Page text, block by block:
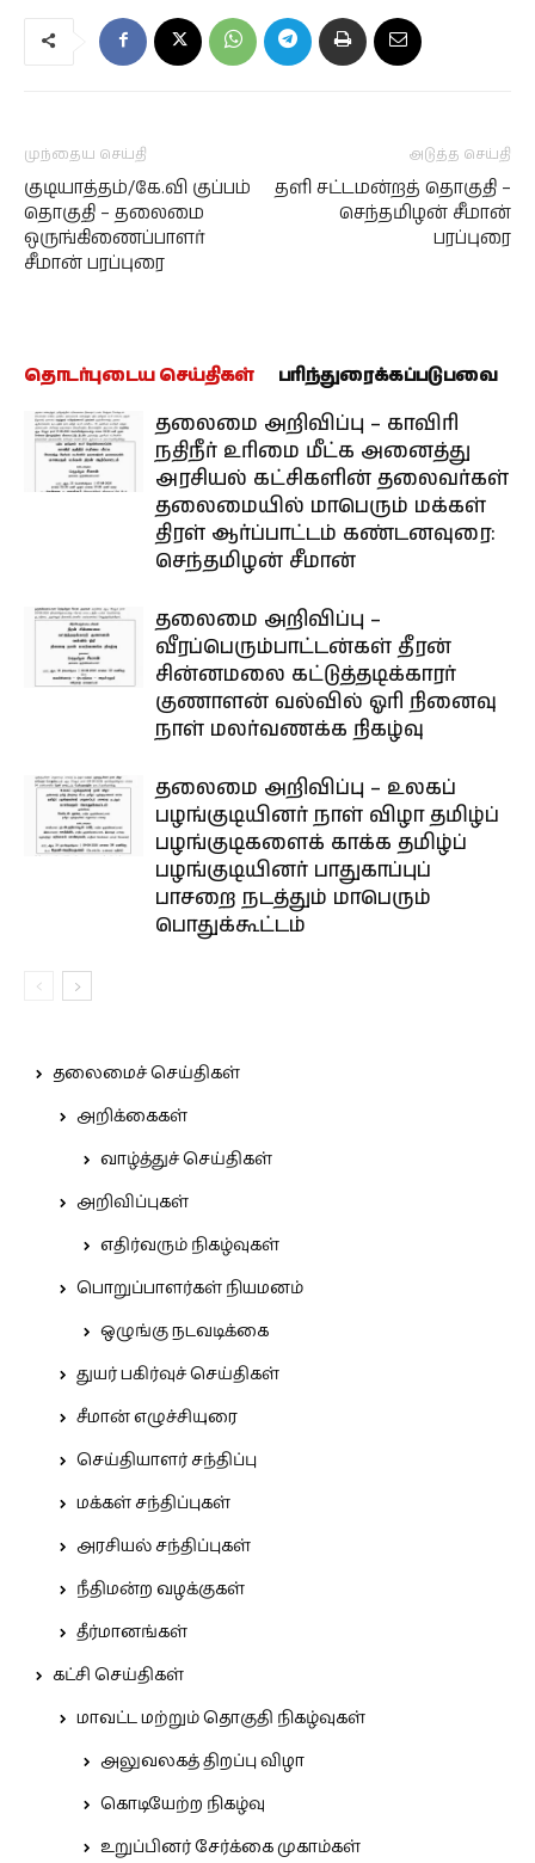
முந்தைய செய்தி
குடியாத்தம்/கே.வி குப்பம்
தொகுதி – தலைமை
ஒருங்கிணைப்பாளர்
சீமான் பரப்புரை
அடுத்த செய்தி
தளி சட்டமன்றத் தொகுதி –
செந்தமிழன் சீமான்
பரப்புரை
தொடர்புடைய செய்திகள் பரிந்துரைக்கப்படுபவை
தலைமை அறிவிப்பு – காவிரி
நதிநீர் உரிமை மீட்க அனைத்து
அரசியல் கட்சிகளின் தலைவர்கள்
தலைமையில் மாபெரும் மக்கள்
திரள் ஆர்ப்பாட்டம் கண்டனவுரை:
செந்தமிழன் சீமான்
தலைமை அறிவிப்பு –
வீரப்பெரும்பாட்டன்கள் தீரன்
சின்னமலை கட்டுத்தடிக்காரர்
குணாளன் வல்வில் ஓரி நினைவு
நாள் மலர்வணக்க நிகழ்வு
தலைமை அறிவிப்பு – உலகப்
பழங்குடியினர் நாள் விழா தமிழ்ப்
பழங்குடிகளைக் காக்க தமிழ்ப்
பழங்குடியினர் பாதுகாப்புப்
பாசறை நடத்தும் மாபெரும்
பொதுக்கூட்டம்
தலைமைச் செய்திகள்
அறிக்கைகள்
வாழ்த்துச் செய்திகள்
அறிவிப்புகள்
எதிர்வரும் நிகழ்வுகள்
பொறுப்பாளர்கள் நியமனம்
ஒழுங்கு நடவடிக்கை
துயர் பகிர்வுச் செய்திகள்
சீமான் எழுச்சியுரை
செய்தியாளர் சந்திப்பு
மக்கள் சந்திப்புகள்
அரசியல் சந்திப்புகள்
நீதிமன்ற வழக்குகள்
தீர்மானங்கள்
கட்சி செய்திகள்
மாவட்ட மற்றும் தொகுதி நிகழ்வுகள்
அலுவலகத் திறப்பு விழா
கொடியேற்ற நிகழ்வு
உறுப்பினர் சேர்க்கை முகாம்கள்